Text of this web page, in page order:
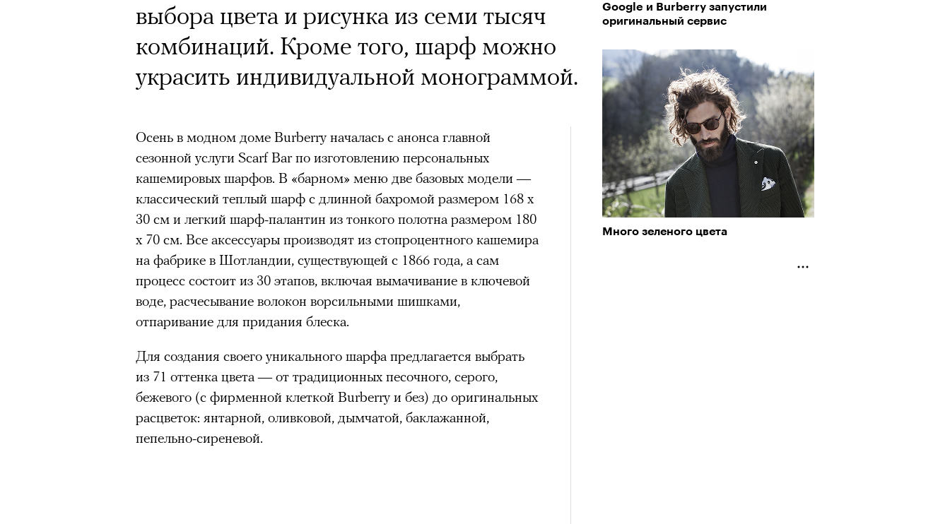
Google и Burberry запустили
оригинальный сервис
Много зеленого цвета
выбора цвета и рисунка из семи тысяч
комбинаций. Кроме того, шарф можно
украсить индивидуальной монограммой.
Осень в модном доме Burberry началась с анонса главной
сезонной услуги Scarf Bar по изготовлению персональных
кашемировых шарфов. В «барном» меню две базовых модели —
классический теплый шарф с длинной бахромой размером 168 х
30 см и легкий шарф-палантин из тонкого полотна размером 180
х 70 см. Все аксессуары производят из стопроцентного кашемира
на фабрике в Шотландии, существующей с 1866 года, а сам
процесс состоит из 30 этапов, включая вымачивание в ключевой
воде, расчесывание волокон ворсильными шишками,
отпаривание для придания блеска.
Для создания своего уникального шарфа предлагается выбрать
из 71 оттенка цвета — от традиционных песочного, серого,
бежевого (с фирменной клеткой Burberry и без) до оригинальных
расцветок: янтарной, оливковой, дымчатой, баклажанной,
пепельно-сиреневой.